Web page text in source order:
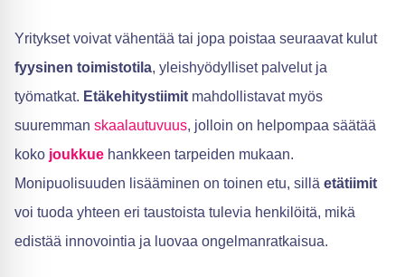
Yritykset voivat vähentää tai jopa poistaa seuraavat kulut
fyysinen toimistotila, yleishyödylliset palvelut ja
työmatkat. Etäkehitystiimit mahdollistavat myös
suuremman skaalautuvuus, jolloin on helpompaa säätää
koko joukkue hankkeen tarpeiden mukaan.
Monipuolisuuden lisääminen on toinen etu, sillä etätiimit
voi tuoda yhteen eri taustoista tulevia henkilöitä, mikä
edistää innovointia ja luovaa ongelmanratkaisua.